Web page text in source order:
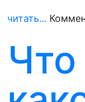
читать...